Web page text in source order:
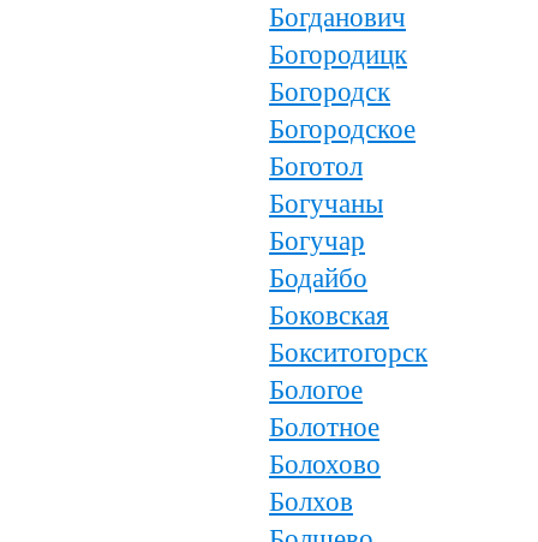
Богданович
Богородицк
Богородск
Богородское
Боготол
Богучаны
Богучар
Бодайбо
Боковская
Бокситогорск
Бологое
Болотное
Болохово
Болхов